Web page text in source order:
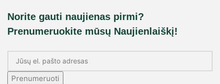
Norite gauti naujienas pirmi?
Prenumeruokite mūsų Naujienlaiškį!
Prenumeruoti